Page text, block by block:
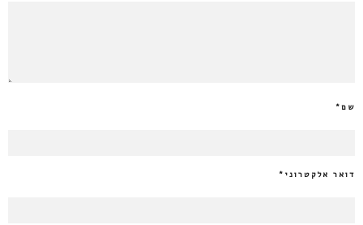
שם*
דואר אלקטרוני *